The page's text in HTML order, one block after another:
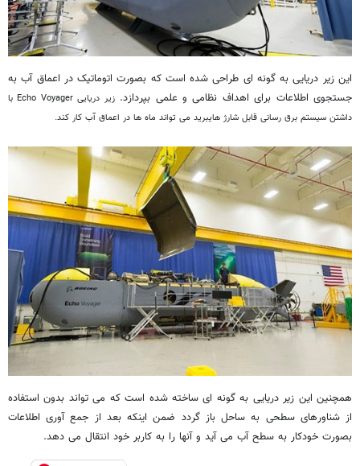
این زیر دریایی به گونه ای طراحی شده است که بصورت اتوماتیک در اعماق آب به
جستجوی اطلاعات برای اهداف نظامی و علمی بپردازد.
زیر دریایی Echo Voyager با
داشتن سیستم برق رسانی قابل شارژ هایبرید می تواند ماه ها در اعماق آب کار کند.
همچنین این زیر دریایی به گونه ای ساخته شده است که می تواند بدون استفاده
از شناورهای سطحی به ساحل باز گردد ضمن اینکه بعد از جمع آوری اطلاعات
بصورت خودکار به سطح آب می آید و آنها را به کاربر خود انتقال می دهد.